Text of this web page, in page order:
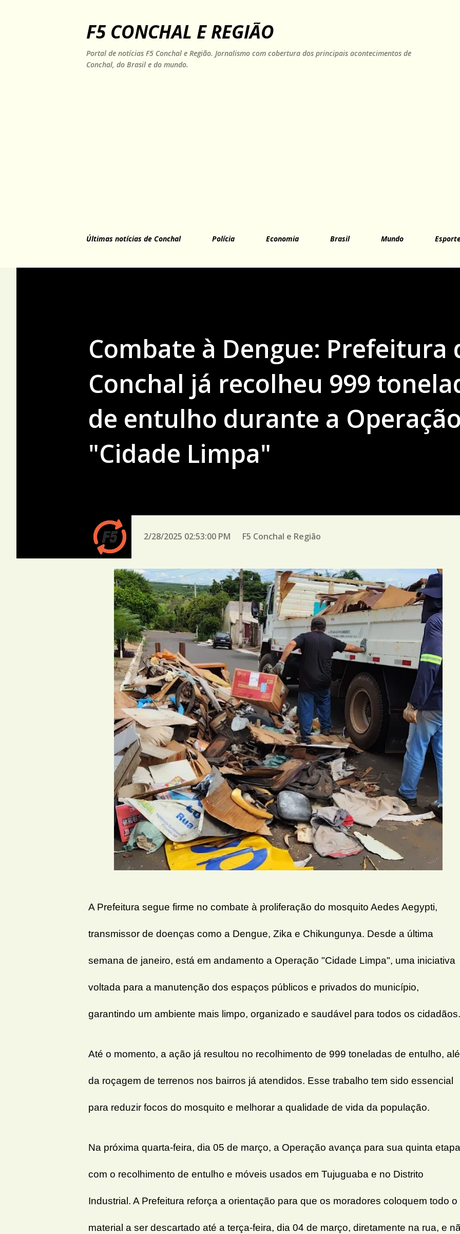
F5 CONCHAL E REGIÃO
Portal de notícias F5 Conchal e Região. Jornalismo com cobertura dos principais acontecimentos de
Conchal, do Brasil e do mundo.
Últimas notícias de Conchal Polícia Economia Brasil Mundo
Combate à Dengue: Prefeitura
Conchal já recolheu 999
de entulho durante a
"Cidade Limpa"
2/28/2025 02:53:00 PM F5 Conchal e Região
A Prefeitura segue firme no combate à proliferação do mosquito Aedes Aegypti,
transmissor de doenças como a Dengue, Zika e Chikungunya. Desde a última
semana de janeiro, está em andamento a Operação "Cidade Limpa", uma iniciativa
voltada para a manutenção dos espaços públicos e privados do município,
garantindo um ambiente mais limpo, organizado e saudável para todos os cidadãos.
Até o momento, a ação já resultou no recolhimento de 999 toneladas de entulho,
da roçagem de terrenos nos bairros já atendidos. Esse trabalho tem sido essencial
para reduzir focos do mosquito e melhorar a qualidade de vida da população.
Na próxima quarta-feira, dia 05 de março, a Operação avança para sua quinta
com o recolhimento de entulho e móveis usados em Tujuguaba e no Distrito
Industrial. A Prefeitura reforça a orientação para que os moradores coloquem todo o
material a ser descartado até a terça-feira, dia 04 de março, diretamente na rua, e